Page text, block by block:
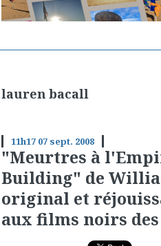
lauren bacall
11h17 07 sept. 2008
"Meurtres à
Building" de
original et
aux films noirs des